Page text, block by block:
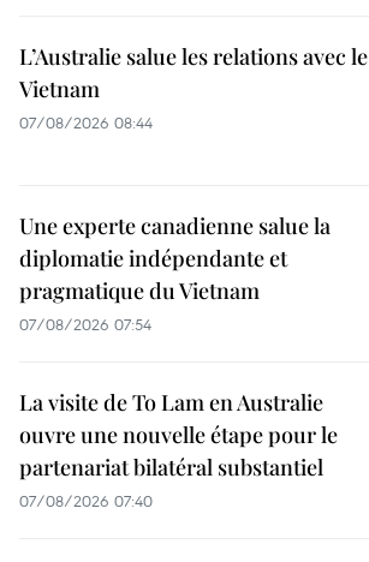
L’Australie salue les relations avec le
Vietnam
07/08/2026 08:44
Une experte canadienne salue la
diplomatie indépendante et
pragmatique du Vietnam
07/08/2026 07:54
La visite de To Lam en Australie
ouvre une nouvelle étape pour le
partenariat bilatéral substantiel
07/08/2026 07:40